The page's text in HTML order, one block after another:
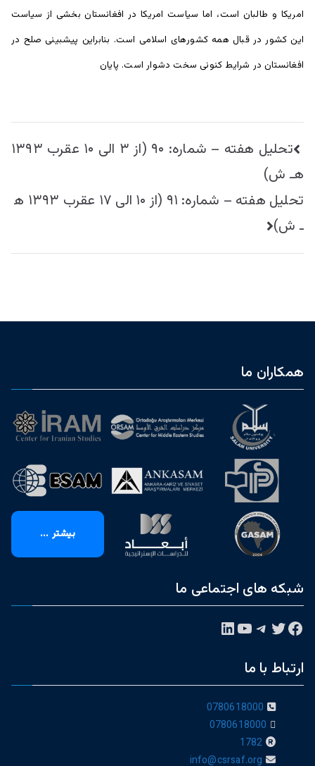
امریکا و طالبان است، اما سیاست امریکا در افغانستان بخشی از سیاست
این کشور در قبال همه کشور‌های اسلامی است. بنابراین پیشبینی صلح در
افغانستان در شرایط کنونی سخت دشوار است. پایان
راهبری
نوشته
تحليل هفته – شماره: ۹۰ (از ۳ الی ۱۰ عقرب ۱۳۹۳
هـ ش)
تحليل هفته – شماره: ۹۱ (از ۱۰ الی ۱۷ عقرب ۱۳۹۳ ه
ـ ش)
همکاران ما
بیشتر ...
شبکه های اجتماعی ما
فیس‌بوکتوییتر تلگرام یوتیوبلینکداین
ارتباط با ما
0780618000
0780618000
1782
info@csrsaf.org